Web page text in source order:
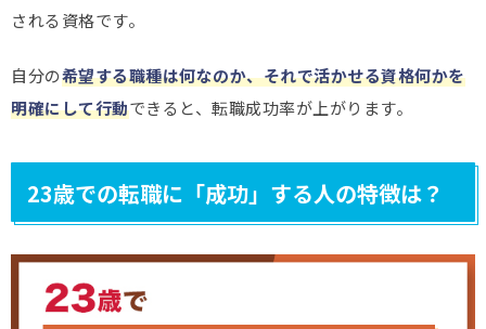
される資格です。
自分の希望する職種は何なのか、それで活かせる資格何かを
明確にして行動できると、転職成功率が上がります。
23歳での転職に「成功」する人の特徴は？